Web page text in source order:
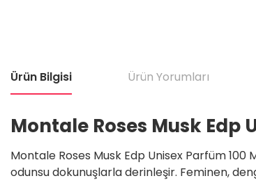
Ürün Bilgisi Ürün Yorumları
Montale Roses Musk Edp
Montale Roses Musk Edp Unisex Parfüm
odunsu dokunuşlarla derinleşir. Feminen,